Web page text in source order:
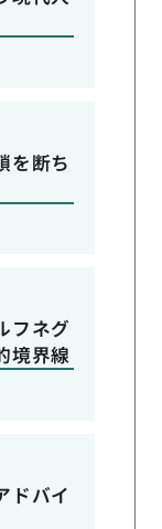
を断ち
フネグ
境界線
ドバイ